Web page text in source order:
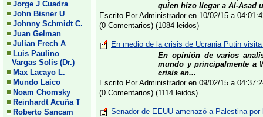
Jorge J Cuadra
John Bisner U
Johnny Schmidt C.
Juan Gelman
Julian Frech A
Luis Paulino
Vargas Solis (Dr.)
Max Lacayo L.
Mundo Laico
Noam Chomsky
Reinhardt Acuña T
Roberto Sancam
quien hizo llegar a Al-Asad
Escrito Por Administrador en 10/02/15 a
(0 Comentarios) (1084 leidos)
En medio de la crisis de Ucrania Putin
En opinión de varios
mundo y principalmente a
crisis en...
Escrito Por Administrador en 09/02/15 a
(0 Comentarios) (1114 leidos)
Senador de EEUU amenazó a Palestina